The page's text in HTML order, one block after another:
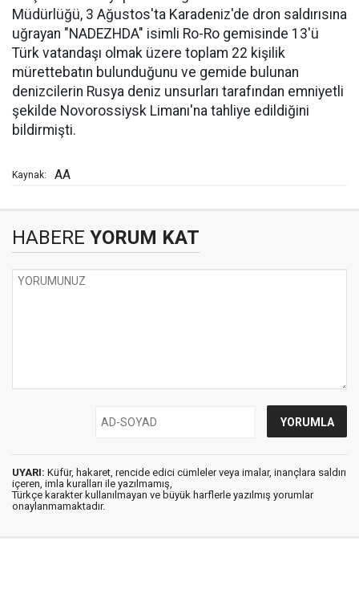
Müdürlüğü, 3 Ağustos'ta Karadeniz'de dron saldırısına
uğrayan "NADEZHDA" isimli Ro-Ro gemisinde 13'ü
Türk vatandaşı olmak üzere toplam 22 kişilik
mürettebatın bulunduğunu ve gemide bulunan
denizcilerin Rusya deniz unsurları tarafından emniyetli
şekilde Novorossiysk Limanı'na tahliye edildiğini
bildirmişti.
Kaynak: AA
HABERE YORUM KAT
UYARI: Küfür, hakaret, rencide edici cümleler veya imalar, inançlara saldırı
içeren, imla kuralları ile yazılmamış,
Türkçe karakter kullanılmayan ve büyük harflerle yazılmış yorumlar
onaylanmamaktadır.